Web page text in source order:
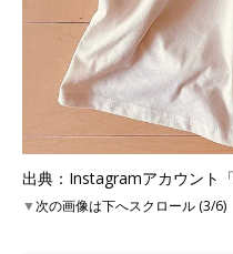
出典：Instagramアカウント「
▼次の画像は下へスクロール (3/6)